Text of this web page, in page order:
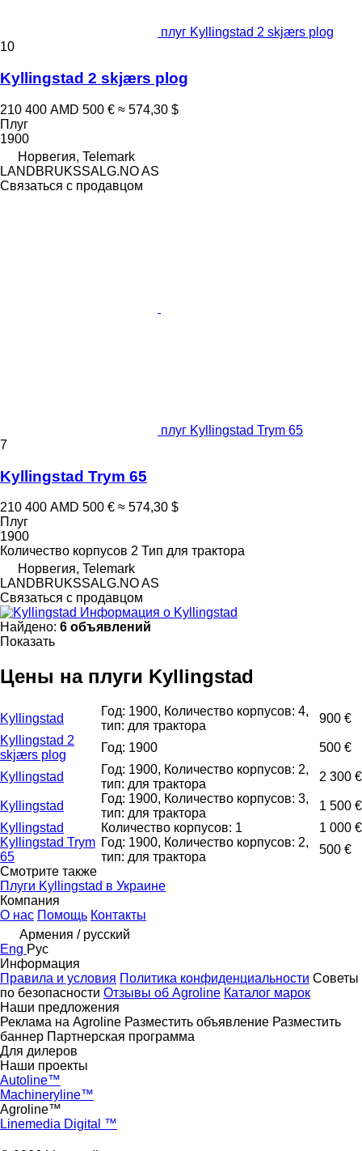
плуг Kyllingstad 2 skjærs plog
10
Kyllingstad 2 skjærs plog
210 400 AMD 500 € ≈ 574,30 $
Плуг
1900
Норвегия, Telemark
LANDBRUKSSALG.NO AS
Связаться с продавцом
плуг Kyllingstad Trym 65
7
Kyllingstad Trym 65
210 400 AMD 500 € ≈ 574,30 $
Плуг
1900
Количество корпусов 2 Тип для трактора
Норвегия, Telemark
LANDBRUKSSALG.NO AS
Связаться с продавцом
Информация о Kyllingstad
Найдено: 6 объявлений
Показать
Цены на плуги Kyllingstad
Kyllingstad
Год: 1900, Количество корпусов: 4,
тип: для трактора
900 €
Kyllingstad 2
skjærs plog
Год: 1900 500 €
Kyllingstad
Год: 1900, Количество корпусов: 2,
тип: для трактора
2 300 €
Kyllingstad
Год: 1900, Количество корпусов: 3,
тип: для трактора
1 500 €
Kyllingstad
Количество корпусов: 1
1 000 €
Kyllingstad Trym
65
Год: 1900, Количество корпусов: 2,
тип: для трактора
500 €
Смотрите также
Плуги Kyllingstad в Украине
Компания
О нас Помощь Контакты
Армения / русский
Eng Рус
Информация
Правила и условия Политика конфиденциальности Советы
по безопасности Отзывы об Agroline Каталог марок
Наши предложения
Реклама на Agroline Разместить объявление Разместить
баннер Партнерская программа
Для дилеров
Наши проекты
Autoline™
Machineryline™
Agroline™
Linemedia Digital ™